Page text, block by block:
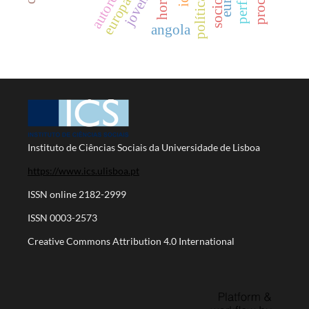
angola
Instituto de Ciências Sociais da Universidade de Lisboa
https://www.ics.ulisboa.pt
ISSN online 2182-2999
ISSN 0003-2573
Creative Commons Attribution 4.0 International